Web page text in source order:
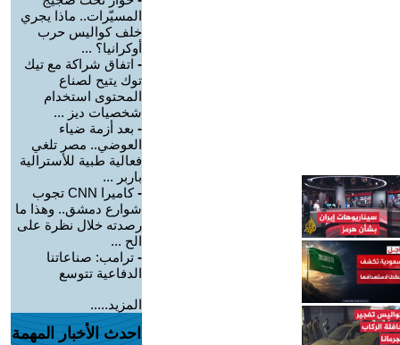
المسيّرات.. ماذا يجري
خلف كواليس حرب
أوكرانيا؟ ...
- اتفاق شراكة مع تيك
توك يتيح لصناع
المحتوى استخدام
شخصيات ديز ...
- بعد أزمة ضياء
العوضي.. مصر تلغي
فعالية طبية للأسترالية
باربر ...
-
كاميرا CNN تجوب
شوارع دمشق.. وهذا ما
رصدته خلال نظرة على
الح ...
- ترامب: صناعاتنا
الدفاعية تتوسع
المزيد.....
احدث الأخبار المهمة